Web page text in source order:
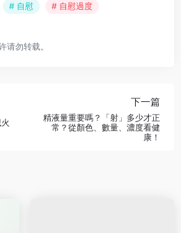
# 自慰 # 自慰過度
请勿转载。
下一篇
精液量重要嗎？「射」多少才正
常？從顏色、數量、濃度看健
康！